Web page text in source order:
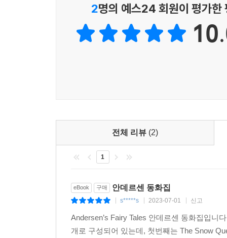
2명의 예스24 회원이 평가한
전체 리뷰 (2)
1
eBook 구매 안데르센 동화집
s*****s 2023-07-01 신고
Andersen’s Fairy Tales 안데르센 동화집입니
개로 구성되어 있는데, 첫번째는 The Snow